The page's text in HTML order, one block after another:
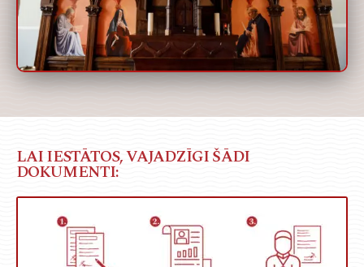
LAI IESTĀTOS, VAJADZĪGI ŠĀDI
DOKUMENTI: